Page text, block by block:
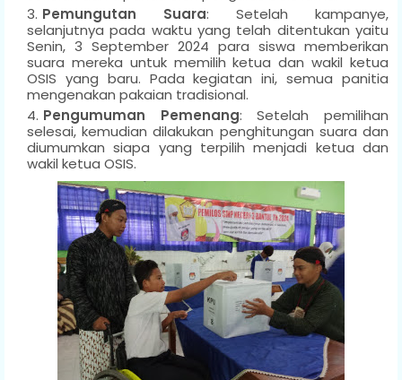
Pemungutan Suara: Setelah kampanye,
selanjutnya pada waktu yang telah ditentukan yaitu
Senin, 3 September 2024 para siswa memberikan
suara mereka untuk memilih ketua dan wakil ketua
OSIS yang baru. Pada kegiatan ini, semua panitia
mengenakan pakaian tradisional.
Pengumuman Pemenang: Setelah pemilihan
selesai, kemudian dilakukan penghitungan suara dan
diumumkan siapa yang terpilih menjadi ketua dan
wakil ketua OSIS.